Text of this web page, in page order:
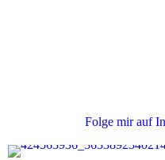
Folge mir auf